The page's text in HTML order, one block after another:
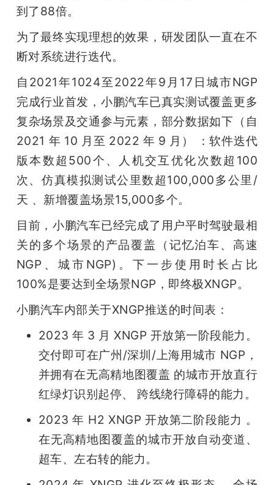
到了88倍。
为了最终实现理想的效果，研发团队一直在不
断对系统进行迭代。
自2021年1024至2022年9月17日城市NGP
完成行业首发，小鹏汽车已真实测试覆盖更多
复杂场景及交通参与元素，部分数据如下（自
2021 年 10 月至 2022 年 9 月） ：软件迭代
版本数超500个、人机交互优化次数超100
次、仿真模拟测试公里数超100,000多公里/
天 、新增覆盖场景15,000多个。
目前，小鹏汽车已经完成了用户平时驾驶最相
关的多个场景的产品覆盖（记忆泊车、高速
NGP、城市NGP)。下一步使用时长占比
100%是要达到全场景NGP，即终极XNGP。
小鹏汽车内部关于XNGP推送的时间表：
2023 年 3 月 XNGP 开放第一阶段能力。
交付即可在广州/深圳/上海用城市 NGP，
并拥有在无高精地图覆盖 的城市开放直行
红绿灯识别起停、 跨线绕行障碍的能力。
2023 年 H2 XNGP 开放第二阶段能力 。
在无高精地图覆盖的城市开放自动变道、
超车、左右转的能力。